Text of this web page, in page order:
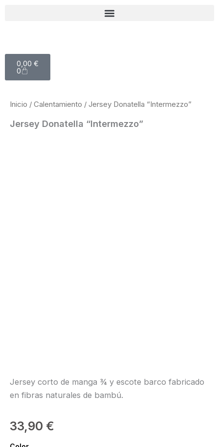
0,00 €
0
Carrito
Inicio / Calentamiento / Jersey Donatella “Intermezzo”
Jersey Donatella “Intermezzo”
Jersey corto de manga ¾ y escote barco fabricado
en fibras naturales de bambú.
33,90 €
Jersey